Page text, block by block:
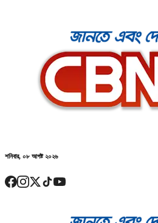
শনিবার, ০৮ আগষ্ট ২০২৬